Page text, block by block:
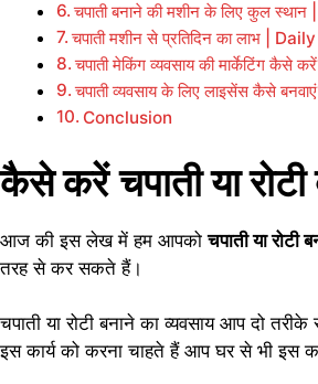
चपाती बनाने की मशीन के लिए कुल
चपाती मशीन से प्रतिदिन का लाभ |
चपाती मेकिंग व्यवसाय की
चपाती व्यवसाय के लिए लाइसेंस कैसे
Conclusion
कैसे करें चपाती या
आज की इस लेख में हम आपकोचपाती या
तरह से कर सकते हैं।
चपाती या रोटी बनाने का व्यवसाय आप दो
इस कार्य को करना चाहते हैं आप घर से भी इस